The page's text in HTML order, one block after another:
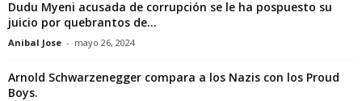
Dudu Myeni acusada de corrupción se le ha pospuesto su
juicio por quebrantos de...
Anibal Jose - mayo 26, 2024
Arnold Schwarzenegger compara a los Nazis con los Proud
Boys.